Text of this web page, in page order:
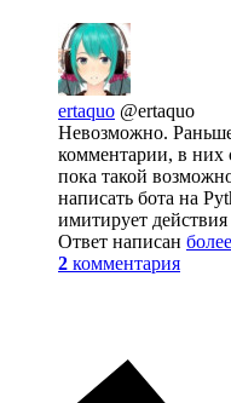
ertaquo @ertaquo
Невозможно.
комментарии, в них
пока такой
написать бота на
имитирует действия
Ответ написан
2 комментария